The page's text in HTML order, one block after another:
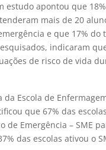
estudo apontou que
mais de 20
e que 17% do
indicaram
de risco de vida
da Escola de
que 67% das
de Emergência – SME
das escolas ativou o